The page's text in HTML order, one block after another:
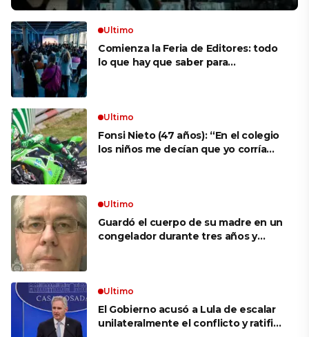
Ultimo
Comienza la Feria de Editores: todo
lo que hay que saber para
Ultimo
Fonsi Nieto (47 años): “En el colegio
los niños me decían que yo corría
Ultimo
Guardó el cuerpo de su madre en un
congelador durante tres años y
Ultimo
El Gobierno acusó a Lula de escalar
unilateralmente el conflicto y ratificó